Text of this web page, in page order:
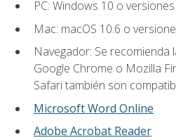
PC: Windows 10 o
Mac: macOS 10.6 o
Navegador: Se recomienda
Google Chrome o Mozilla
Safari también son
Microsoft Word Online
Adobe Acrobat Reader